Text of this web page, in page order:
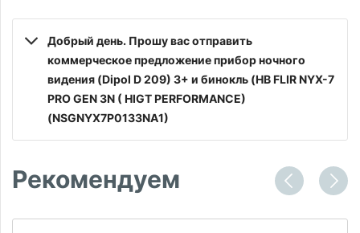
Добрый день. Прошу вас отправить
коммерческое предложение прибор ночного
видения (Dipol D 209) 3+ и бинокль (HB FLIR NYX-7
PRO GEN 3N ( HIGT PERFORMANCE)
(NSGNYX7P0133NA1)
Рекомендуем